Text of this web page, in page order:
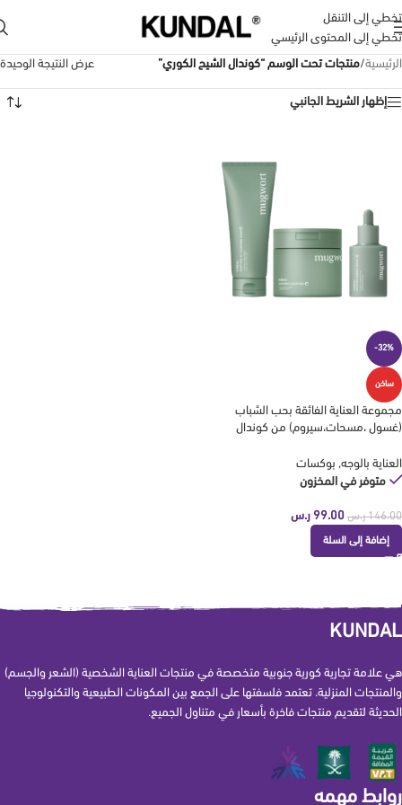
تخطي إلى التنقل
تخطي إلى المحتوى الرئيسي
الرئيسية/منتجات تحت الوسم “كوندال الشيح الكوري” عرض النتيجة الوحيدة
إظهار الشريط الجانبي
-32%
ساخن
مجموعة العناية الفائقة بحب الشباب
(غسول ،مسحات،سيروم) من كوندال
العناية بالوجه, بوكسات
متوفر في المخزون
146.00 ر.س 99.00 ر.س
إضافة إلى السلة
KUNDAL
هي علامة تجارية كورية جنوبية متخصصة في منتجات العناية الشخصية (الشعر والجسم)
والمنتجات المنزلية. تعتمد فلسفتها على الجمع بين المكونات الطبيعية والتكنولوجيا
الحديثة لتقديم منتجات فاخرة بأسعار في متناول الجميع.
روابط مهمه